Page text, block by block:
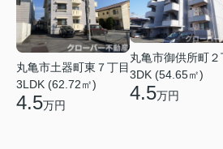
丸亀市土器町東７丁目
3LDK (62.72㎡)
4.5万円
丸亀市御供所町２
3DK (54.65㎡)
4.5万円